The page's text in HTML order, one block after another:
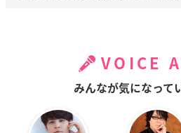
VOICE
みんなが気になって